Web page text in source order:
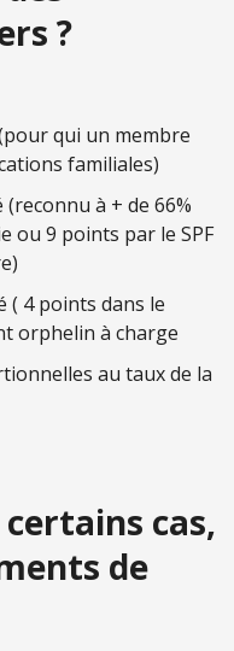
?
qui un membre
familiales)
à + de 66%
ou 9 points par le SPF
( 4 points dans le
orphelin à charge
au taux de la
cas,
de